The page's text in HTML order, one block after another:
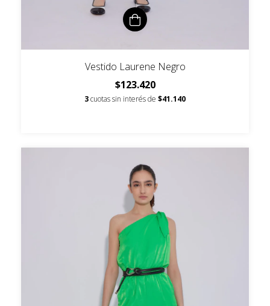
Vestido Laurene Negro
$123.420
3cuotas sin interés de $41.140